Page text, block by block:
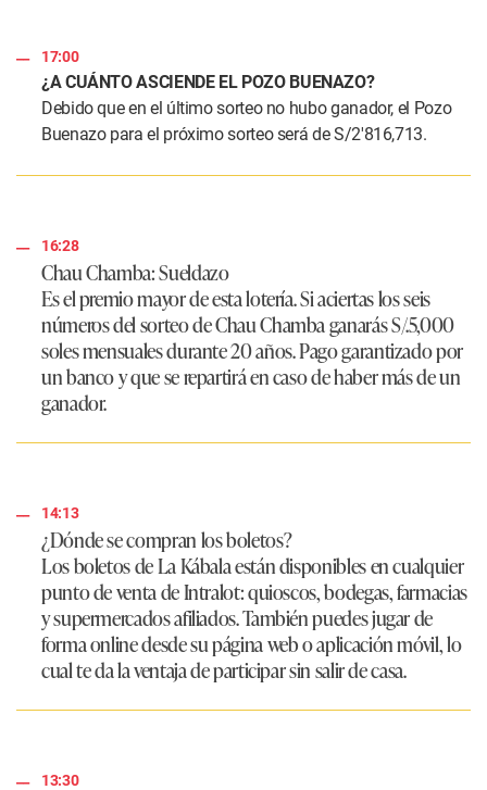
17:00
¿A CUÁNTO ASCIENDE EL POZO BUENAZO?
Debido que en el último sorteo no hubo ganador, el Pozo
Buenazo para el próximo sorteo será de S/2′816,713.
16:28
Chau Chamba: Sueldazo
Es el premio mayor de esta lotería. Si aciertas los seis
números del sorteo de Chau Chamba ganarás S/.5,000
soles mensuales durante 20 años. Pago garantizado por
un banco y que se repartirá en caso de haber más de un
ganador.
14:13
¿Dónde se compran los boletos?
Los boletos de La Kábala están disponibles en cualquier
punto de venta de Intralot: quioscos, bodegas, farmacias
y supermercados afiliados. También puedes jugar de
forma online desde su página web o aplicación móvil, lo
cual te da la ventaja de participar sin salir de casa.
13:30